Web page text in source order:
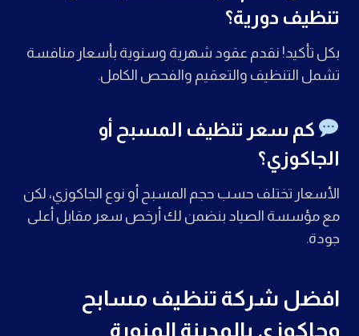
تنظيف دورية؟
بكل تأكيد! نقدم عقود شهرية وسنوية بأسعار منافسة
تشمل التنظيف والتعقيم والفحص الكامل.
كم سعر تنظيف المسبح أو
الجاكوزي؟
الأسعار تختلف حسب حجم المسبح أو نوع الجاكوزي، لكن
مع مؤسسة الصياد بنضمن لك أرخص سعر مقابل أعلى
جودة.
افضل شركة تنظيف مسابح
وجاكوزي بالمدينة المنورة